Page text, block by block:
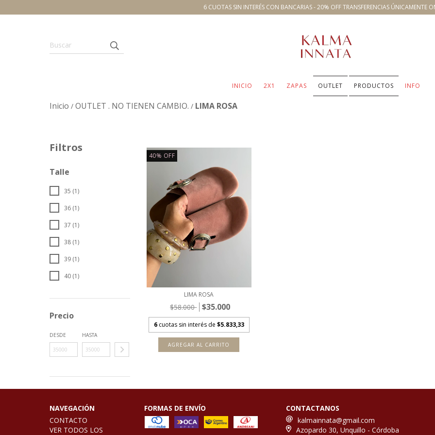
6 CUOTAS SIN INTERÉS CON BANCARIAS - 20% OFF TRANSFERENCIAS ÚNICAMENTE
INICIO 2X1 ZAPAS OUTLET PRODUCTOS INFO
Inicio / OUTLET . NO TIENEN CAMBIO. / LIMA ROSA
Filtros
Talle
35 (1)
36 (1)
37 (1)
38 (1)
39 (1)
40 (1)
Precio
DESDE HASTA
40% OFF
LIMA ROSA
$58.000 $35.000
6 cuotas sin interés de $5.833,33
AGREGAR AL CARRITO
NAVEGACIÓN
CONTACTO
VER TODOS LOS
FORMAS DE ENVÍO
CONTACTANOS
kalmainnata@gmail.com
Azopardo 30, Unquillo - Córdoba